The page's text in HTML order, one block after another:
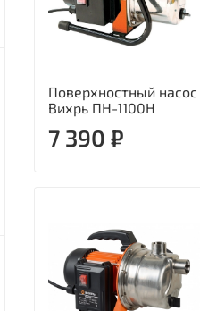
Поверхностный насос
Вихрь ПН-1100Н
7 390 ₽